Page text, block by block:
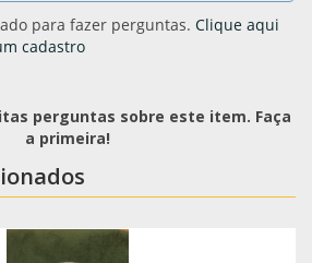
para fazer perguntas. Clique aqui
cadastro
perguntas sobre este item. Faça
a primeira!